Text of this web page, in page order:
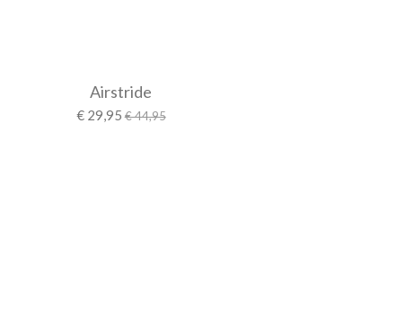
Airstride
€ 29,95 € 44,95